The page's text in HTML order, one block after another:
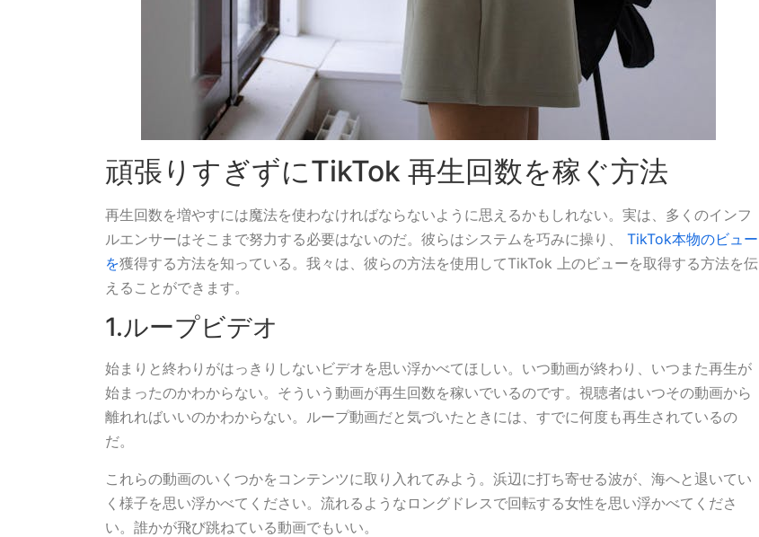
頑張りすぎずにTikTok 再生回数を稼ぐ方法
再生回数を増やすには魔法を使わなければならないように思えるかもしれない。実は、多くのインフ
ルエンサーはそこまで努力する必要はないのだ。彼らはシステムを巧みに操り、
TikTok本物のビュー
を獲得する方法を知っている。我々は、彼らの方法を使用してTikTok 上のビューを取得する方法を伝
えることができます。
1.ループビデオ
始まりと終わりがはっきりしないビデオを思い浮かべてほしい。いつ動画が終わり、いつまた再生が
始まったのかわからない。そういう動画が再生回数を稼いでいるのです。視聴者はいつその動画から
離れればいいのかわからない。ループ動画だと気づいたときには、すでに何度も再生されているの
だ。
これらの動画のいくつかをコンテンツに取り入れてみよう。浜辺に打ち寄せる波が、海へと退いてい
く様子を思い浮かべてください。流れるようなロングドレスで回転する女性を思い浮かべてくださ
い。誰かが飛び跳ねている動画でもいい。